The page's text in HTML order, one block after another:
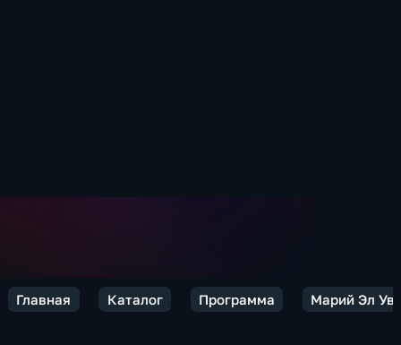
Главная Каталог Программа Марий Эл